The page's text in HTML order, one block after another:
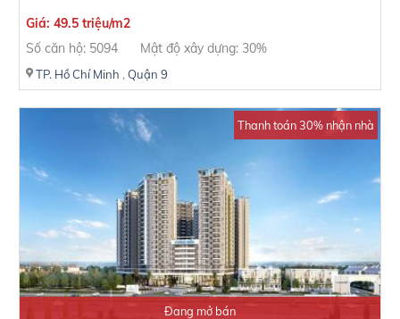
Giá: 49.5 triệu/m2
Số căn hộ: 5094
Mật độ xây dựng: 30%
TP. Hồ Chí Minh , Quận 9
Thanh toán 30% nhận nhà
Đang mở bán